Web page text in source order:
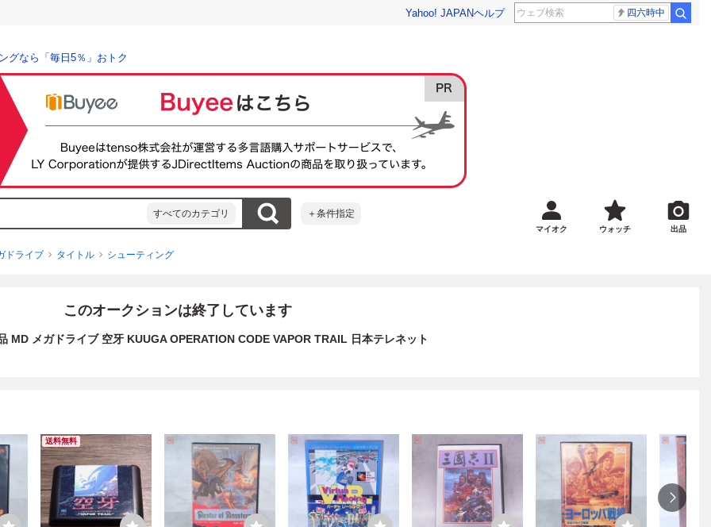
Yahoo! JAPANヘルプ 四六時中
グなら「毎日5％」おトク
すべてのカテゴリ ＋条件指定
マイオク ウォッチ 出品
ドライブ タイトル シューティング
このオークションは終了しています
MD メガドライブ 空牙 KUUGA OPERATION CODE VAPOR TRAIL 日本テレネット
送料無料